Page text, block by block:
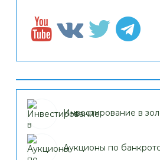
Инвестирование в
Аукционы по